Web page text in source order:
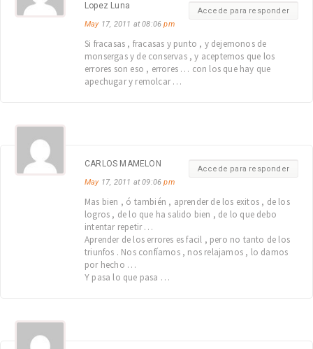
Accede para responder
Lopez Luna
May17, 2011 at 08:06pm
Si fracasas , fracasas y punto , y dejemonos de
monsergas y de conservas , y aceptemos que los
errores son eso , errores … con los que hay que
apechugar y remolcar …
Accede para responder
CARLOS MAMELON
May17, 2011 at 09:06pm
Mas bien , ó también , aprender de los exitos , de los
logros , de lo que ha salido bien , de lo que debo
intentar repetir …
Aprender de los errores es facil , pero no tanto de los
triunfos . Nos confíamos , nos relajamos , lo damos
por hecho …
Y pasa lo que pasa …